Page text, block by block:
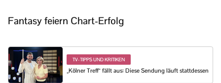
Fantasy feiern Chart-Erfolg
TV-TIPPS UND KRITIKEN
„Kölner Treff“ fällt aus: Diese Sendung läuft stattdessen